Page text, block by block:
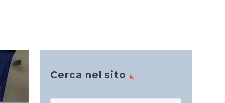
Cerca nel sito